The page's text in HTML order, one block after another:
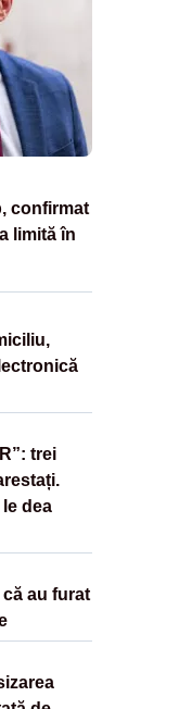
confirmat
limită în
trei
dea
au furat